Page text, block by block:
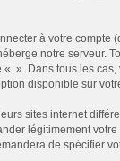
à votre compte
notre serveur.
». Dans tous les
disponible sur
sites internet
légitimement
de spécifier